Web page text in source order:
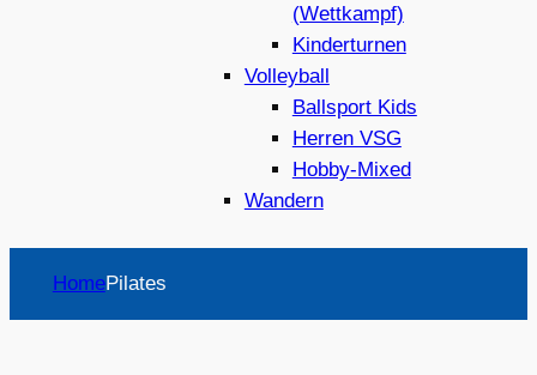
(Wettkampf)
Kinderturnen
Volleyball
Ballsport Kids
Herren VSG
Hobby-Mixed
Wandern
HomePilates